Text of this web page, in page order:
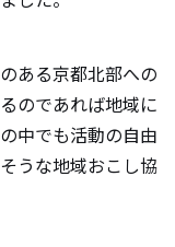
下さい。
い。（自
ど）
ジをお願
ある京都北部への
のであれば地域に
中でも活動の自由
うな地域おこし協